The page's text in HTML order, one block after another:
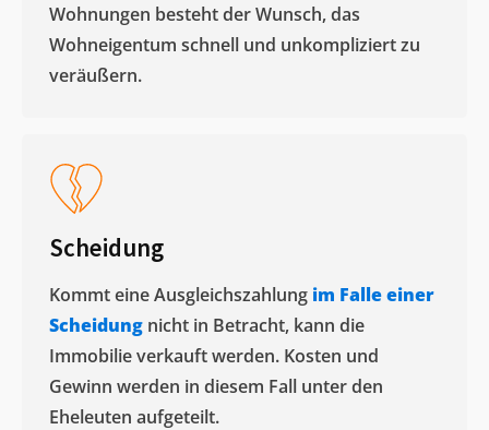
Wohnungen besteht der Wunsch, das
Wohneigentum schnell und unkompliziert zu
veräußern. ​
Scheidung
Kommt eine Ausgleichszahlung im Falle einer
Scheidung nicht in Betracht, kann die
Immobilie verkauft werden. Kosten und
Gewinn werden in diesem Fall unter den
Eheleuten aufgeteilt.​